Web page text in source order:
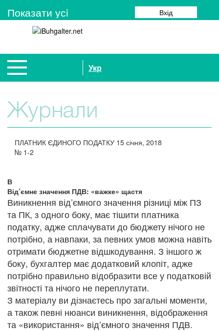
Показати усi Вхід
Укр
Журнали
ПЛАТНИК ЄДИНОГО ПОДАТКУ 15 січня, 2018
№ 1-2
В
Від’ємне значення ПДВ: «важке» щастя
Виникнення від’ємного значення різниці між ПЗ
та ПК, з одного боку, має тішити платника
податку, адже сплачувати до бюджету нічого не
потрібно, а навпаки, за певних умов можна навіть
отримати бюджетне відшкодування. З іншого ж
боку, бухгалтер має додатковий клопіт, адже
потрібно правильно відобразити все у податковій
звітності та нічого не переплутати.
З матеріалу ви дізнаєтесь про загальні моменти,
а також певні нюанси виникнення, відображення
та «використання» від’ємного значення ПДВ.